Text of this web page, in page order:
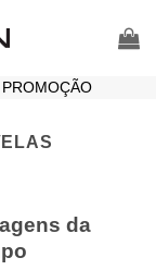
PROMOÇÃO
da